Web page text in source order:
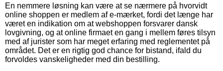
En nemmere løsning kan være at se nærmere på hvorvidt
online shoppen er medlem af e-mærket, fordi det længe har
været en indikation om at webshoppen forsvarer dansk
lovgivning, og at online firmaet en gang i mellem føres tilsyn
med af jurister som har meget erfaring med reglementet på
området. Det er en rigtig god chance for bistand, ifald du
forvoldes vanskeligheder med din bestilling.